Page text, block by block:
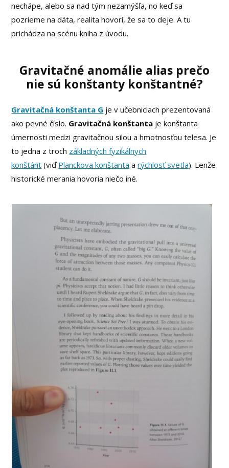
nechápe, alebo sa nad tým nezamýšľa, no keď sa
pozrieme na dáta, realita hovorí, že sa to deje. A tu
prichádza na scénu kniha z úvodu.
Gravitačné anomálie alias prečo
nie sú konštanty konštantné?
Gravitačná konštanta G je v učebniciach prezentovaná
ako pevné číslo. Gravitačná konštanta je konštanta
úmernosti medzi gravitačnou silou a hmotnosťou telesa. Je
to jedna z troch základných fyzikálnych
konštánt (viď Planckova konštanta arýchlosť svetla). Lenže
historické merania hovoria niečo iné.